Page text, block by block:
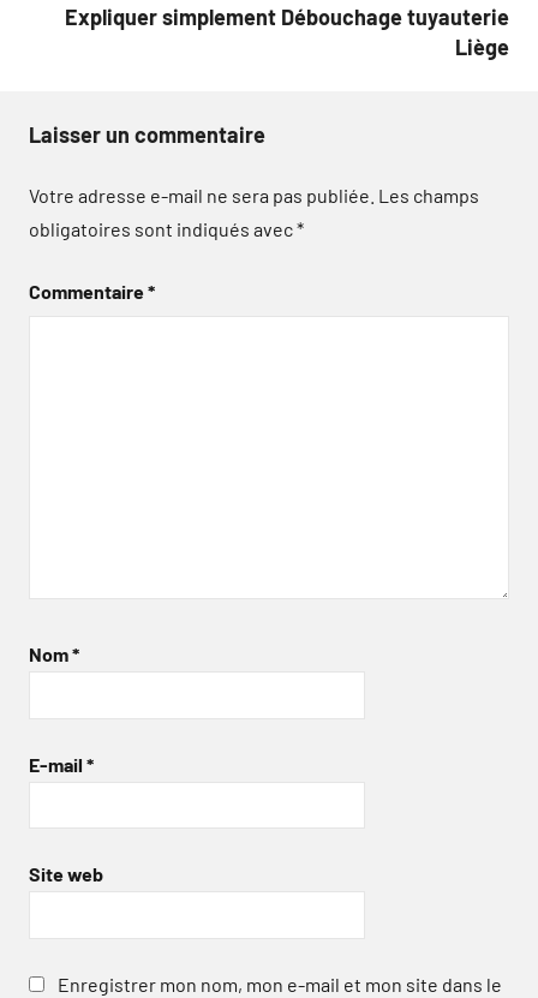
Expliquer simplement Débouchage tuyauterie
Liège
Laisser un commentaire
Votre adresse e-mail ne sera pas publiée. Les champs
obligatoires sont indiqués avec*
Commentaire*
Nom*
E-mail *
Site web
Enregistrer mon nom, mon e-mail et mon site dans le